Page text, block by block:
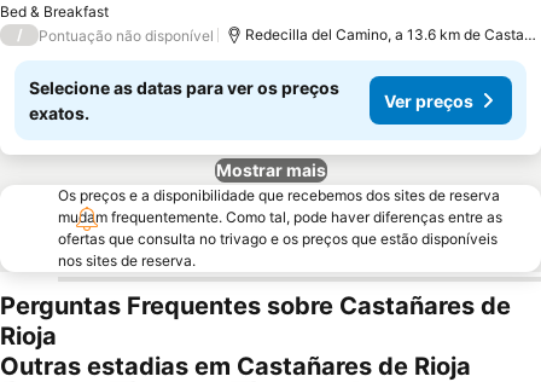
Bed & Breakfast
/ Pontuação não disponível Redecilla del Camino, a 13.6 km de Castañares de Rioja
Selecione as datas para ver os preços
exatos.
Ver preços
Mostrar mais
Os preços e a disponibilidade que recebemos dos sites de reserva
mudam frequentemente. Como tal, pode haver diferenças entre as
ofertas que consulta no trivago e os preços que estão disponíveis
nos sites de reserva.
Perguntas Frequentes sobre Castañares de
Rioja
Outras estadias em Castañares de Rioja